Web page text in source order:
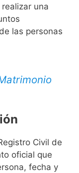
una
las personas
Civil de
oficial que
fecha y